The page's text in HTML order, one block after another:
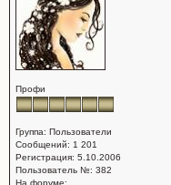
Профи
Группа: Пользователи
Сообщений: 1 201
Регистрация: 5.10.2006
Пользователь №: 382
На форуме: